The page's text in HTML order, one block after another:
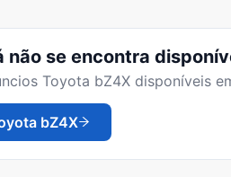
não se encontra
Toyota bZ4X disponíveis
bZ4X